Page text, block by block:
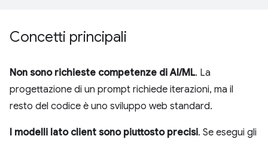
Concetti principali
Non sono richieste competenze di AI/ML. La
progettazione di un prompt richiede iterazioni, ma il
resto del codice è uno sviluppo web standard.
I modelli lato client sono piuttosto precisi. Se esegui gli